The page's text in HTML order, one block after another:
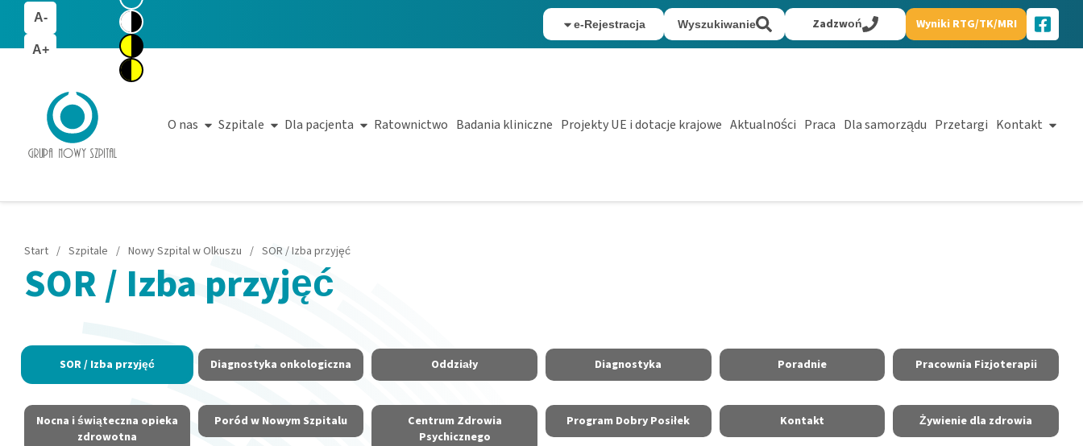
A-
A+
e-Rejestracja Wyszukiwanie Zadzwoń Wyniki RTG/TK/MRI
O nas Szpitale Dla pacjenta Ratownictwo Badania kliniczne Projekty UE i dotacje krajowe Aktualności Praca Dla samorządu Przetargi Kontakt
Start / Szpitale / Nowy Szpital w Olkuszu / SOR / Izba przyjęć
SOR / Izba przyjęć
SOR / Izba przyjęć Diagnostyka onkologiczna Oddziały Diagnostyka Poradnie Pracownia Fizjoterapii
Nocna i świąteczna opieka
zdrowotna
Poród w Nowym Szpitalu
Centrum Zdrowia
Psychicznego
Program Dobry Posiłek Kontakt Żywienie dla zdrowia